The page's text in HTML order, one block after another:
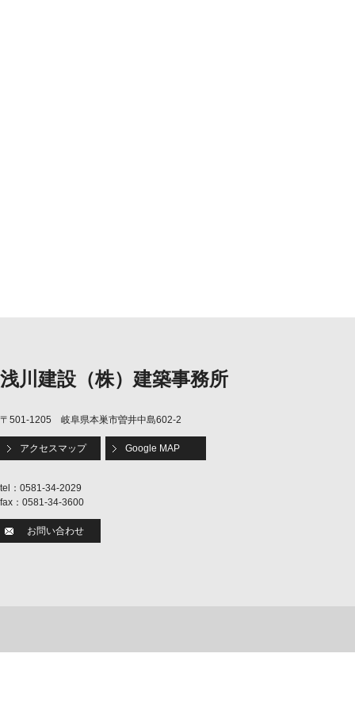
浅川建設（株）建築事務所
〒501-1205 岐阜県本巣市曽井中島602-2
アクセスマップ Google MAP
tel：0581-34-2029
fax：0581-34-3600
お問い合わせ